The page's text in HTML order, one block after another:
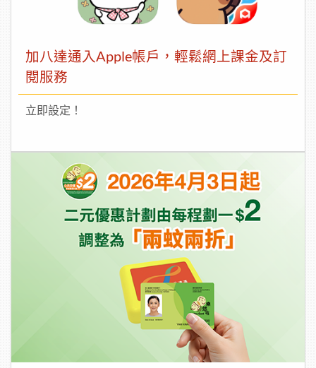
加八達通入Apple帳戶，輕鬆網上課金及訂
閱服務
立即設定！